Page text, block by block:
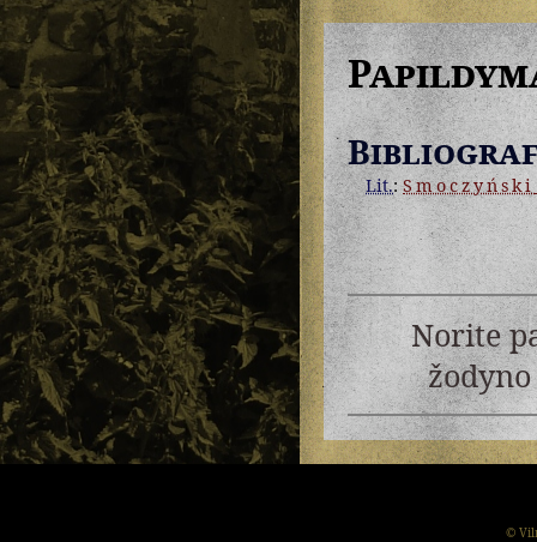
Lit.:Smoczyński
Norite
©